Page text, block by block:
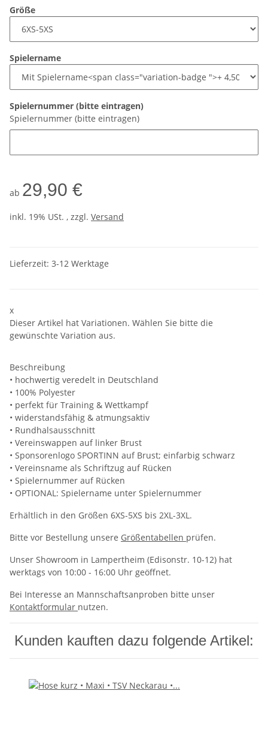
Größe
Spielername
Spielernummer (bitte eintragen)
Spielernummer (bitte eintragen)
ab 29,90 €
inkl. 19% USt. , zzgl. Versand
Lieferzeit: 3-12 Werktage
x
Dieser Artikel hat Variationen. Wählen Sie bitte die
gewünschte Variation aus.
Beschreibung
• hochwertig veredelt in Deutschland
• 100% Polyester
• perfekt für Training & Wettkampf
• widerstandsfähig & atmungsaktiv
• Rundhalsausschnitt
• Vereinswappen auf linker Brust
• Sponsorenlogo SPORTINN auf Brust; einfarbig schwarz
• Vereinsname als Schriftzug auf Rücken
• Spielernummer auf Rücken
• OPTIONAL: Spielername unter Spielernummer
Erhältlich in den Größen 6XS-5XS bis 2XL-3XL.
Bitte vor Bestellung unsere Größentabellen prüfen.
Unser Showroom in Lampertheim (Edisonstr. 10-12) hat
werktags von 10:00 - 16:00 Uhr geöffnet.
Bei Interesse an Mannschaftsanproben bitte unser
Kontaktformular nutzen.
Kunden kauften dazu folgende Artikel: